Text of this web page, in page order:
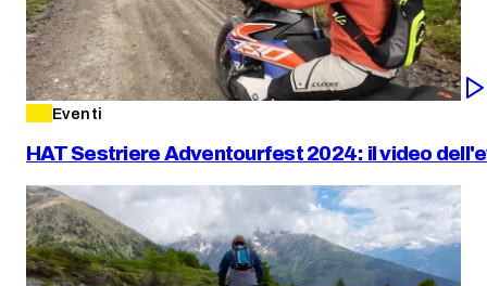
Eventi
HAT Sestriere Adventourfest 2024: il video